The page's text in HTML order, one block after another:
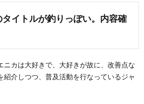
イトルが釣りっぽい。内容確
ニカは大好きで、大好きが故に、改善点な
紹介しつつ、普及活動を行なっているジャ